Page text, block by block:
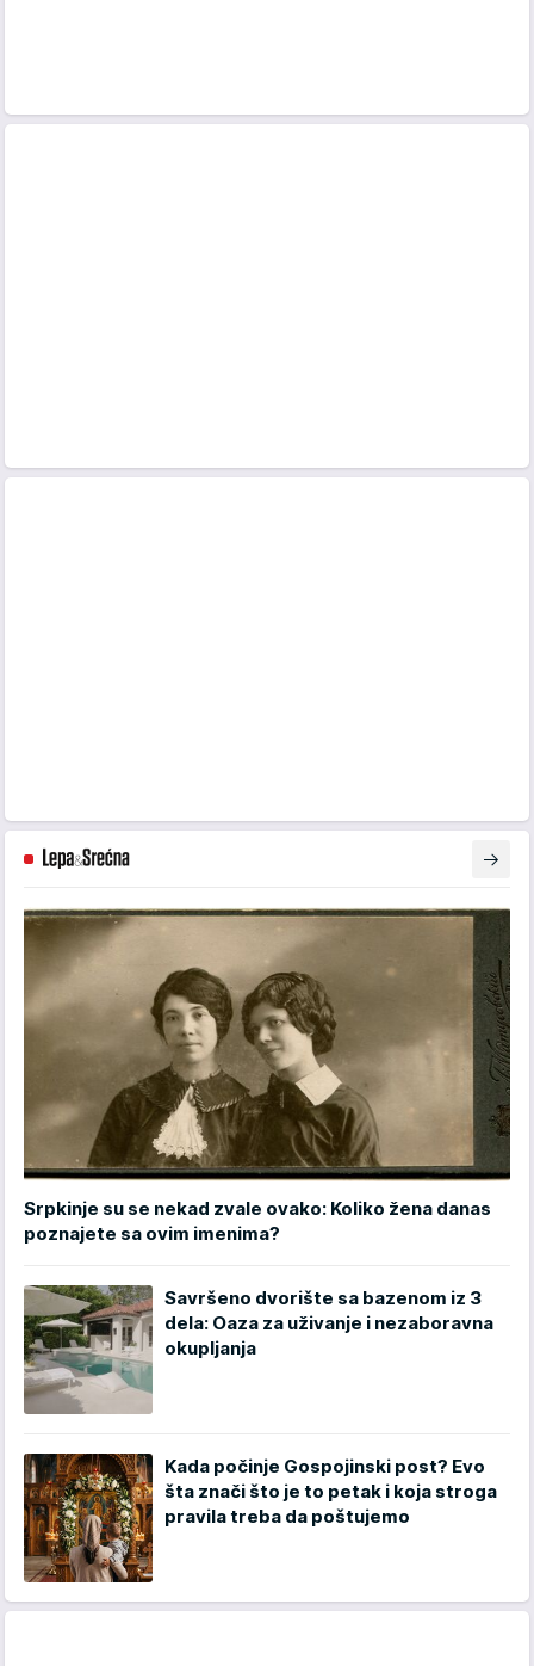
Srpkinje su se nekad zvale ovako: Koliko žena danas
poznajete sa ovim imenima?
Savršeno dvorište sa bazenom iz 3
dela: Oaza za uživanje i nezaboravna
okupljanja
Kada počinje Gospojinski post? Evo
šta znači što je to petak i koja stroga
pravila treba da poštujemo